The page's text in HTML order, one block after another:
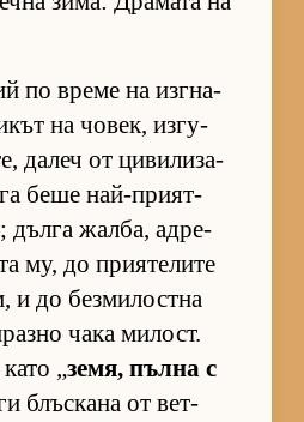
по време на из­г­на­
на чо­век, из­гу­
да­леч от ци­ви­ли­за­
беше най-при­ят­
дълга жал­ба, ад­ре­
му, до при­я­те­лите
и до без­ми­лос­тна
чака ми­лост.
„зе­мя, пълна с
блъс­кана от вет­